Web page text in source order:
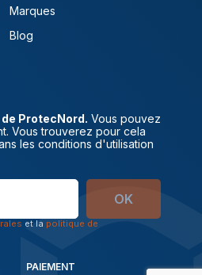
Marques
Blog
ProtecNord. Vous pouvez
Vous trouverez pour cela
les conditions d'utilisation
OK
et la politique de
PAIEMENT